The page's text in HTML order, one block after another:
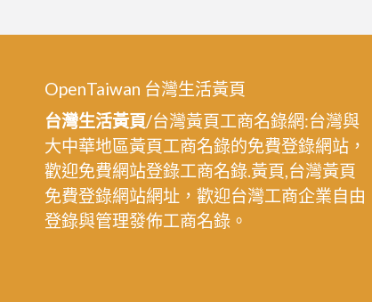
OpenTaiwan 台灣生活黃頁
台灣生活黃頁/台灣黃頁工商名錄網:台灣與
大中華地區黃頁工商名錄的免費登錄網站，
歡迎免費網站登錄工商名錄.黃頁,台灣黃頁
免費登錄網站網址，歡迎台灣工商企業自由
登錄與管理發佈工商名錄。